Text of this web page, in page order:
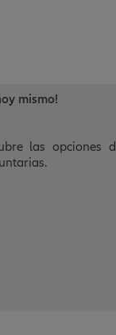
mismo!
las opciones